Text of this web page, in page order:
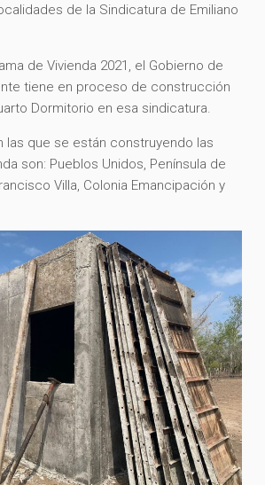
de la Sindicatura de Emiliano
de Vivienda 2021, el Gobierno de
tiene en proceso de construcción
Dormitorio en esa sindicatura.
las que se están construyendo las
son: Pueblos Unidos, Península de
Villa, Colonia Emancipación y